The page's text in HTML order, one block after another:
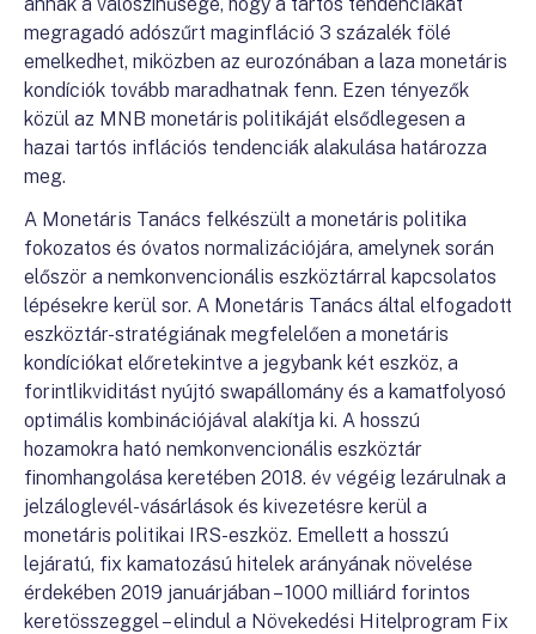
megragadó adószűrt maginfláció 3 százalék fölé
emelkedhet, miközben az eurozónában a laza monetáris
kondíciók tovább maradhatnak fenn. Ezen tényezők
közül az MNB monetáris politikáját elsődlegesen a
hazai tartós inflációs tendenciák alakulása határozza
meg.
A Monetáris Tanács felkészült a monetáris politika
fokozatos és óvatos normalizációjára, amelynek során
először a nemkonvencionális eszköztárral kapcsolatos
lépésekre kerül sor. A Monetáris Tanács által elfogadott
eszköztár-stratégiának megfelelően a monetáris
kondíciókat előretekintve a jegybank két eszköz, a
forintlikviditást nyújtó swapállomány és a kamatfolyosó
optimális kombinációjával alakítja ki. A hosszú
hozamokra ható nemkonvencionális eszköztár
finomhangolása keretében 2018. év végéig lezárulnak a
jelzáloglevél-vásárlások és kivezetésre kerül a
monetáris politikai IRS-eszköz. Emellett a hosszú
lejáratú, fix kamatozású hitelek arányának növelése
érdekében 2019 januárjában – 1000 milliárd forintos
keretösszeggel – elindul a Növekedési Hitelprogram Fix